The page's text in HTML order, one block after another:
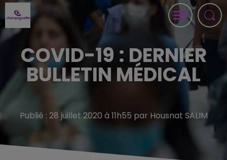
COVID-19 : DERNIER
BULLETIN MÉDICAL
Publié : 28 juillet 2020 à 11h55 par Housnat SALIM